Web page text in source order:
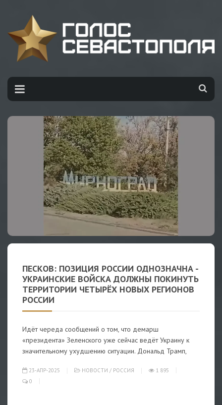
ПЕСКОВ: ПОЗИЦИЯ РОССИИ ОДНОЗНАЧНА -
УКРАИНСКИЕ ВОЙСКА ДОЛЖНЫ ПОКИНУТЬ
ТЕРРИТОРИИ ЧЕТЫРЁХ НОВЫХ РЕГИОНОВ
РОССИИ
Идёт череда сообщений о том, что демарш
«президента» Зеленского уже сейчас ведёт Украину к
значительному ухудшению ситуации. Дональд Трамп,
23-АПР-2025 НОВОСТИ / РОССИЯ
1 895
0